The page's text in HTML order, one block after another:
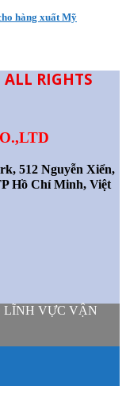
hàng xuất Mỹ
RIGHTS
512 Nguyễn Xiển,
Hồ Chí Minh, Việt
LĨNH VỰC VẬN